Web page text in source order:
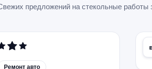
предложений на стекольные работы
Ремонт авто